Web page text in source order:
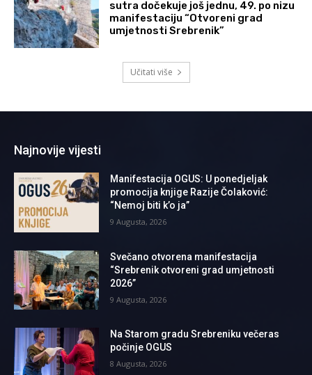
sutra dočekuje još jednu, 49. po nizu
manifestaciju “Otvoreni grad
umjetnosti Srebrenik”
Učitati više
Najnovije vijesti
Manifestacija OGUS: U ponedjeljak
promocija knjige Razije Čolaković:
“Nemoj biti k’o ja”
9 Augusta, 2026
Svečano otvorena manifestacija
“Srebrenik otvoreni grad umjetnosti
2026”
9 Augusta, 2026
Na Starom gradu Srebreniku večeras
počinje OGUS
8 Augusta, 2026